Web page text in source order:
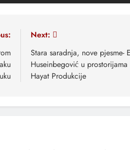
Next:
Stara saradnja, nove pjesme-
Huseinbegović u prostorijama
Hayat Produkcije